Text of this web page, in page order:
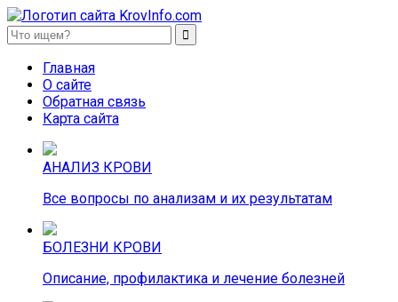
KrovInfo.com
Медицинский сайт о кровеносной системе.
Главная
О сайте
Обратная связь
Карта сайта
АНАЛИЗ КРОВИ
Все вопросы по анализам и их результатам
БОЛЕЗНИ КРОВИ
Описание, профилактика и лечение болезней